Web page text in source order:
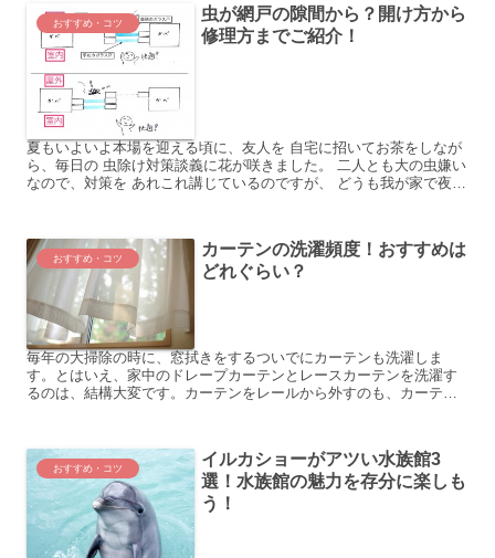
おすすめ・コツ
虫が網戸の隙間から？開け方から
修理方までご紹介！
夏もいよいよ本場を迎える頃に、友人を 自宅に招いてお茶をしなが
ら、毎日の 虫除け対策談義に花が咲きました。 二人とも大の虫嫌い
なので、対策を あれこれ講じているのですが、 どうも我が家で夜に
おすすめ・コツ
カーテンの洗濯頻度！おすすめは
どれぐらい？
毎年の大掃除の時に、窓拭きをするついでにカーテンも洗濯しま
す。とはいえ、家中のドレープカーテンとレースカーテンを洗濯す
るのは、結構大変です。カーテンをレールから外すのも、カーテン
おすすめ・コツ
イルカショーがアツい水族館3
選！水族館の魅力を存分に楽しも
う！